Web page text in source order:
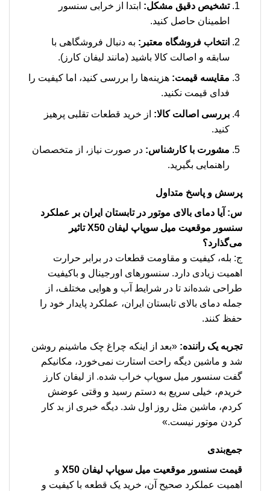
تشخیص دقیق مشکل: ابتدا از خرابی سنسور
اطمینان حاصل کنید.
انتخاب فروشگاه معتبر: به دنبال فروشگاهی با
سابقه و اصالت کالا باشید (مانند لیفان کارز).
مقایسه قیمت: هزینه‌ها را بررسی کنید، اما کیفیت را
فدای قیمت نکنید.
بررسی اصالت کالا: از خرید قطعات تقلبی پرهیز
کنید.
مشورت با کارشناس: در صورت نیاز، از متخصصان
راهنمایی بگیرید.
پرسش و پاسخ متداول
س: آیا دمای بالای موتور در تابستان ایران بر عملکرد
سنسور موقعیت میل سوپاپ لیفان X50 تاثیر
می‌گذارد؟
ج: بله، کیفیت و مقاومت قطعات در برابر حرارت
اهمیت زیادی دارد. سنسورهای اورجینال و باکیفیت
طراحی شده‌اند تا در شرایط آب و هوایی مختلف، از
جمله دمای بالای تابستان ایران، عملکرد پایدار خود را
حفظ کنند.
تجربه یک راننده: «بعد از اینکه چراغ چک ماشینم روشن
شد و ماشین دیگه راحت استارت نمی‌خورد، مکانیکم
گفت سنسور میل سوپاپ خراب شده. از لیفان کارز
خریدم، خیلی سریع به دستم رسید و وقتی عوضش
کردم، ماشین مثل روز اول شد. دیگه خبری از بد کار
کردن موتور نیست.»
جمع‌بندی
قیمت سنسور موقعیت میل سوپاپ لیفان X50
و
اهمیت عملکرد صحیح آن، خرید یک قطعه با کیفیت و